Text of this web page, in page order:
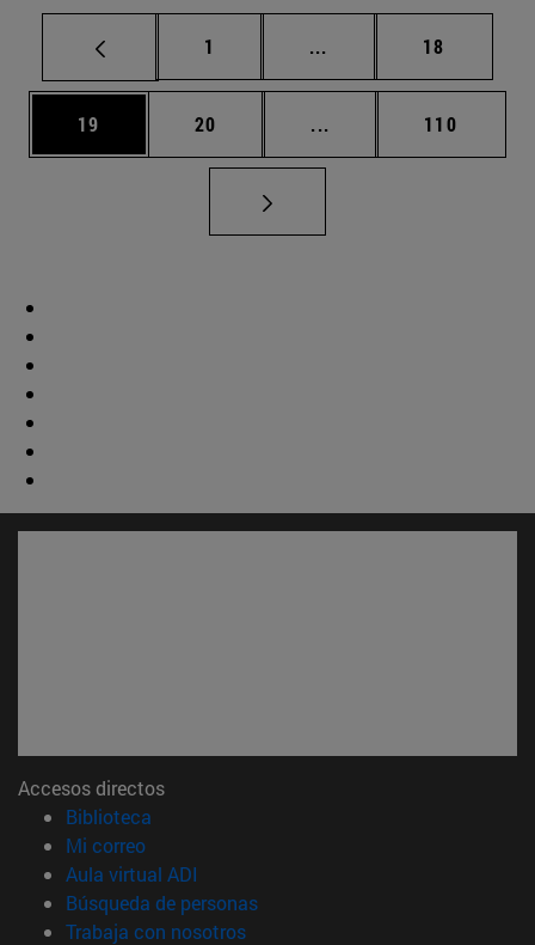
Página
1 ... Páginas intermedias
Página
18
Página
19 Página
20 ... Páginas intermedias
Página
110
Accesos directos
Biblioteca
Mi correo(abre en nueva ventana)
Aula virtual ADI
Búsqueda de personas(abre en nueva ventana)
Trabaja con nosotros(abre en nueva ventana)